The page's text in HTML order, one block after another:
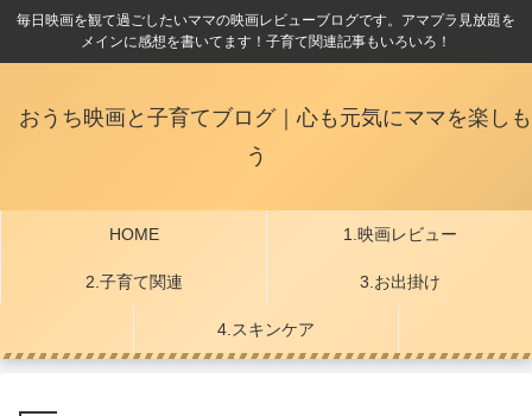
毎日映画を観て過ごしたいママの映画レビューブログです。アマプラ見放題を
メインに感想を書いてます！子育て関連記事もいろいろ！
おうち映画と子育てブログ｜心も元気にママを楽しも
う
HOME 1.映画レビュー
2.子育て関連 3.お出掛け
4.スキンケア